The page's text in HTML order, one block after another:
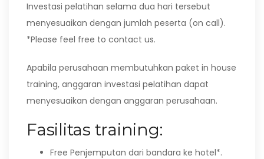
Investasi pelatihan selama dua hari tersebut
menyesuaikan dengan jumlah peserta (on call).
*Please feel free to contact us.
Apabila perusahaan membutuhkan paket in house
training, anggaran investasi pelatihan dapat
menyesuaikan dengan anggaran perusahaan.
Fasilitas training:
Free Penjemputan dari bandara ke hotel*.